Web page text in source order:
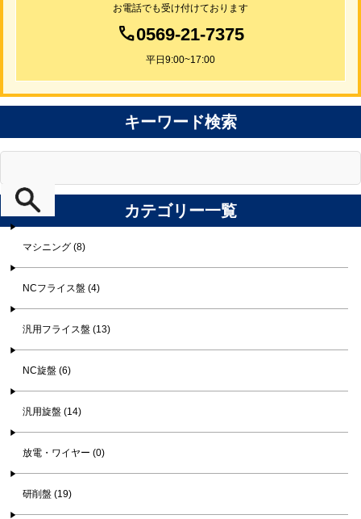
お電話でも受け付けております
0569-21-7375
平日9:00~17:00
キーワード検索
カテゴリー一覧
マシニング (8)
NCフライス盤 (4)
汎用フライス盤 (13)
NC旋盤 (6)
汎用旋盤 (14)
放電・ワイヤー (0)
研削盤 (19)